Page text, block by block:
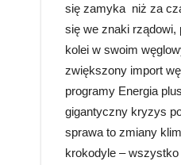
się zamyka niż za
się we znaki rządowi,
kolei w swoim
zwiększony import
programy Energia
gigantyczny kryzys
sprawa to zmiany
krokodyle – wszystko